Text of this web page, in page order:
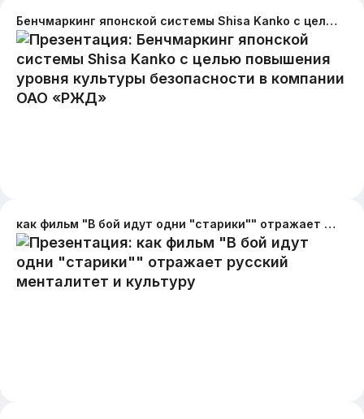
Бенчмаркинг японской системы Shisa Kanko с целью повышения уровня культуры безопасности в компании ОАО «РЖД»
как фильм "В бой идут одни "старики"" отражает русский менталитет и культуру